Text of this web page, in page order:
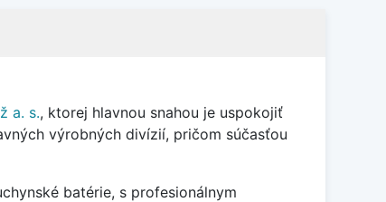
a. s., ktorej hlavnou snahou je uspokojiť
výrobných divízií, pričom súčasťou
batérie, s profesionálnym